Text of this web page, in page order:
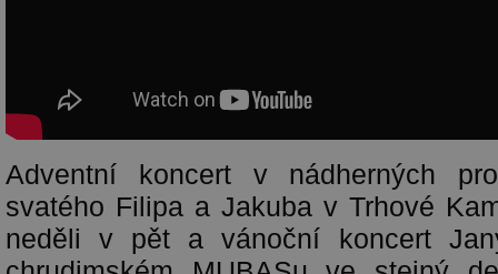
Adventní koncert v nádherných
svatého Filipa a Jakuba v Trhové
neděli v pět a vánoční koncert